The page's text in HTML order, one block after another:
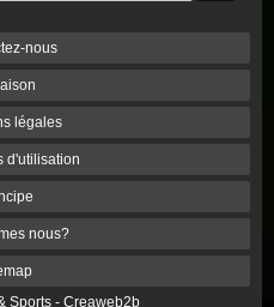
nous
légales
d'utilisation
nous?
Sports - Creaweb2b